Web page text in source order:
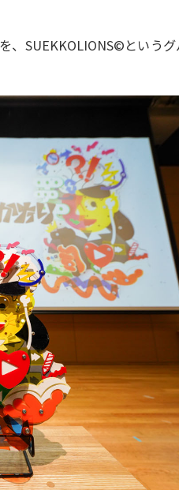
、SUEKKOLIONS©という